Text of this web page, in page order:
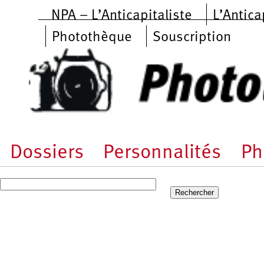
Aller au contenu principal
NPA – L’Anticapitaliste
Photothèque
Souscription
Dossiers Personnalités